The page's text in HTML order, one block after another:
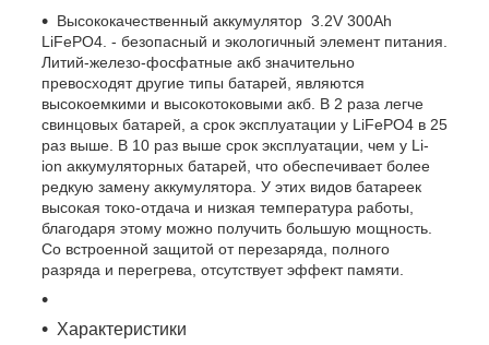
Высококачественный аккумулятор 3.2V 300Ah
LiFePO4. - безопасный и экологичный элемент питания.
Литий-железо-фосфатные акб значительно
превосходят другие типы батарей, являются
высокоемкими и высокотоковыми акб. В 2 раза легче
свинцовых батарей, а срок эксплуатации у LiFePO4 в 25
раз выше. В 10 раз выше срок эксплуатации, чем у Li-
ion аккумуляторных батарей, что обеспечивает более
редкую замену аккумулятора. У этих видов батареек
высокая токо-отдача и низкая температура работы,
благодаря этому можно получить большую мощность.
Со встроенной защитой от перезаряда, полного
разряда и перегрева, отсутствует эффект памяти.
Характеристики